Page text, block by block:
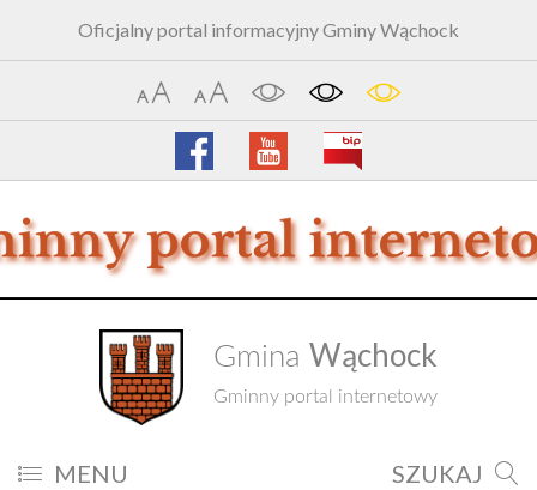
Oficjalny portal informacyjny Gminy Wąchock
Gmina Wąchock
Gminny portal internetowy
MENU SZUKAJ